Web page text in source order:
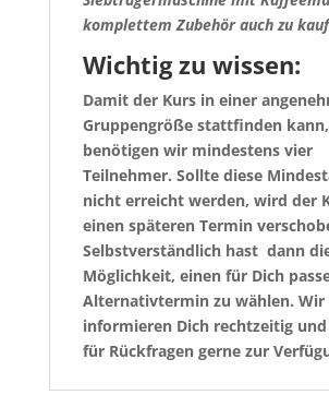
komplettem Zubehör auch zu
Wichtig zu wissen:
Damit der Kurs in einer
Gruppengröße stattfinden kann,
benötigen wir mindestens vier
Teilnehmer. Sollte diese
nicht erreicht werden, wird der
einen späteren Termin
Selbstverständlich hast dann
Möglichkeit, einen für Dich
Alternativtermin zu wählen. Wir
informieren Dich rechtzeitig
für Rückfragen gerne zur